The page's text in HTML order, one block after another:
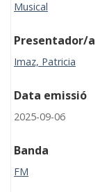
Musical
Presentador/a
Imaz, Patricia
Data emissió
2025-09-06
Banda
FM